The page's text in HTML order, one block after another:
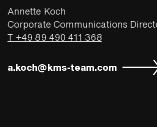
Annette Koch
Corporate Communications
T +49 89 490 411 368
a.koch@kms-team.com